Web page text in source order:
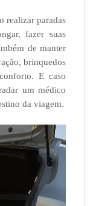
realizar paradas
fazer suas
de manter
brinquedos
E caso
um médico
da viagem.